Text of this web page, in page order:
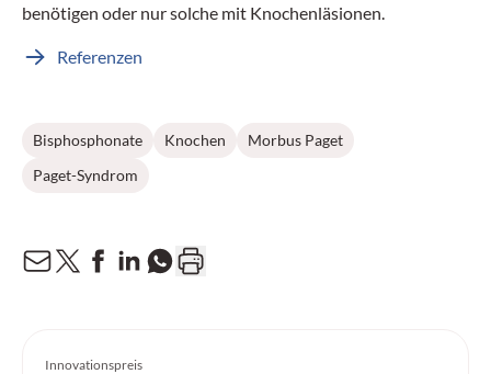
benötigen oder nur solche mit Knochenläsionen.
Referenzen
Bisphosphonate Knochen
Morbus Paget
Paget-Syndrom
Innovationspreis